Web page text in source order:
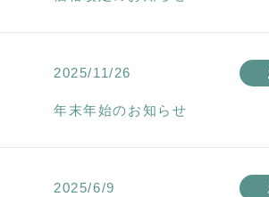
2025/11/26
年末年始のお知らせ
2025/6/9